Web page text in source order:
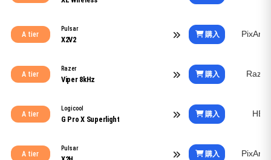
A tier
Pulsar
X2V2
購入 PixArt
A tier
Razer
Viper 8kHz
購入
A tier
Logicool
G Pro X Superlight
購入
A tier
Pulsar
購入 PixArt